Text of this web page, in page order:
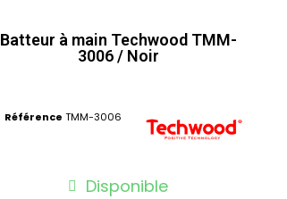
Batteur à main Techwood TMM-
3006 / Noir
Référence TMM-3006
Disponible